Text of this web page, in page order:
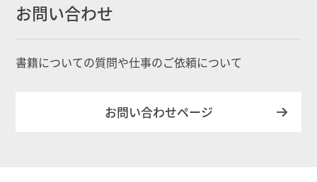
お問い合わせ
書籍についての質問や仕事のご依頼について
お問い合わせページ